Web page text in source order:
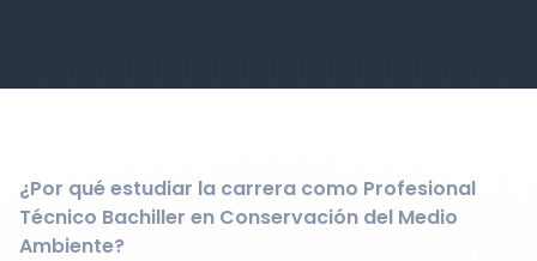
¿Por qué estudiar la carrera como Profesional
Técnico Bachiller en Conservación del Medio
Ambiente?